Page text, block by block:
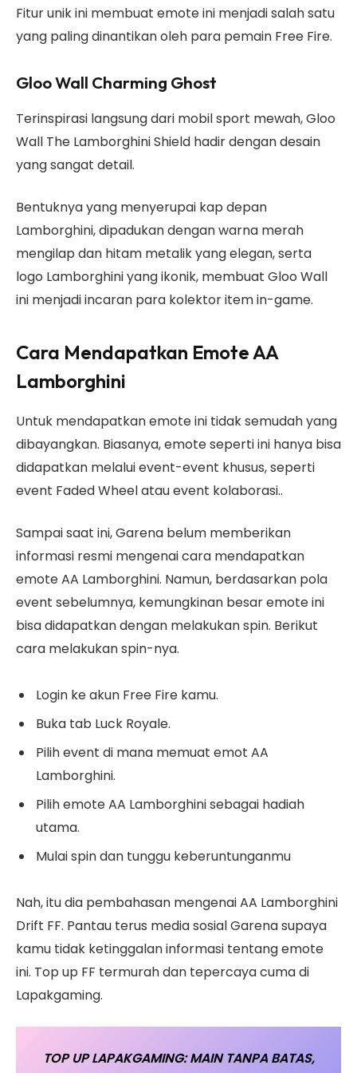
Fitur unik ini membuat emote ini menjadi salah satu
yang paling dinantikan oleh para pemain Free Fire.
Gloo Wall Charming Ghost
Terinspirasi langsung dari mobil sport mewah, Gloo
Wall The Lamborghini Shield hadir dengan desain
yang sangat detail.
Bentuknya yang menyerupai kap depan
Lamborghini, dipadukan dengan warna merah
mengilap dan hitam metalik yang elegan, serta
logo Lamborghini yang ikonik, membuat Gloo Wall
ini menjadi incaran para kolektor item in-game.
Cara Mendapatkan Emote AA
Lamborghini
Untuk mendapatkan emote ini tidak semudah yang
dibayangkan. Biasanya, emote seperti ini hanya bisa
didapatkan melalui event-event khusus, seperti
event Faded Wheel atau event kolaborasi..
Sampai saat ini, Garena belum memberikan
informasi resmi mengenai cara mendapatkan
emote AA Lamborghini. Namun, berdasarkan pola
event sebelumnya, kemungkinan besar emote ini
bisa didapatkan dengan melakukan spin. Berikut
cara melakukan spin-nya.
Login ke akun Free Fire kamu.
Buka tab Luck Royale.
Pilih event di mana memuat emot AA
Lamborghini.
Pilih emote AA Lamborghini sebagai hadiah
utama.
Mulai spin dan tunggu keberuntunganmu
Nah, itu dia pembahasan mengenai AA Lamborghini
Drift FF. Pantau terus media sosial Garena supaya
kamu tidak ketinggalan informasi tentang emote
ini. Top up FF termurah dan tepercaya cuma di
Lapakgaming.
TOP UP LAPAKGAMING: MAIN TANPA BATAS,